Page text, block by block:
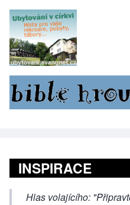
INSPIRACE
Hlas volajícího: